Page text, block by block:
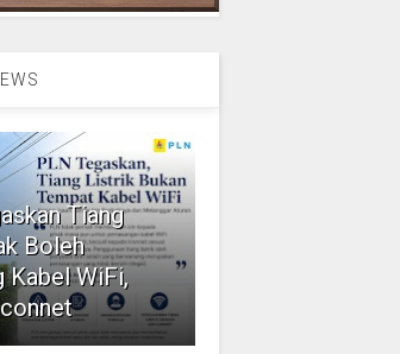
Tiang
Boleh
Kabel WiFi,